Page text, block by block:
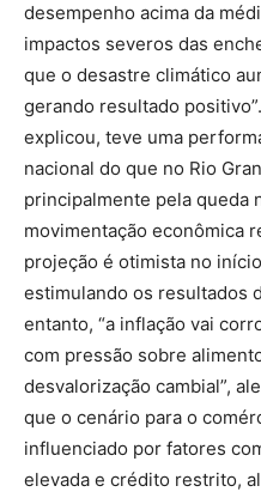
desempenho acima da
impactos severos das
que o desastre climático
gerando resultado
explicou, teve uma
nacional do que no Rio
principalmente pela queda
movimentação econômica
projeção é otimista no
estimulando os resultados
entanto, “a inflação vai
com pressão sobre
desvalorização cambial”,
que o cenário para o
influenciado por fatores
elevada e crédito restrito,